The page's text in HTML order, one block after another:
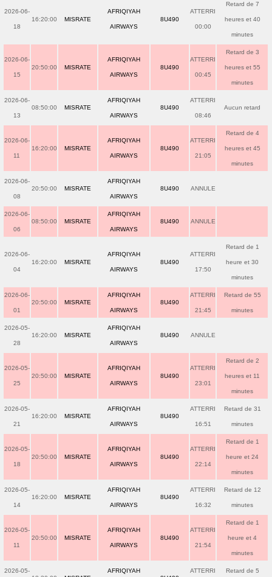
2026-06-
18
16:20:00 MISRATE
AFRIQIYAH
AIRWAYS
8U490
ATTERRI
00:00
Retard de 7
heures et 40
minutes
2026-06-
15
20:50:00 MISRATE
AFRIQIYAH
AIRWAYS
8U490
ATTERRI
00:45
Retard de 3
heures et 55
minutes
2026-06-
13
08:50:00 MISRATE
AFRIQIYAH
AIRWAYS
8U490
ATTERRI
08:46
Aucun retard
2026-06-
11
16:20:00 MISRATE
AFRIQIYAH
AIRWAYS
8U490
ATTERRI
21:05
Retard de 4
heures et 45
minutes
2026-06-
08
20:50:00 MISRATE
AFRIQIYAH
AIRWAYS
8U490 ANNULE
2026-06-
06
08:50:00 MISRATE
AFRIQIYAH
AIRWAYS
8U490 ANNULE
2026-06-
04
16:20:00 MISRATE
AFRIQIYAH
AIRWAYS
8U490
ATTERRI
17:50
Retard de 1
heure et 30
minutes
2026-06-
01
20:50:00 MISRATE
AFRIQIYAH
AIRWAYS
8U490
ATTERRI
21:45
Retard de 55
minutes
2026-05-
28
16:20:00 MISRATE
AFRIQIYAH
AIRWAYS
8U490 ANNULE
2026-05-
25
20:50:00 MISRATE
AFRIQIYAH
AIRWAYS
8U490
ATTERRI
23:01
Retard de 2
heures et 11
minutes
2026-05-
21
16:20:00 MISRATE
AFRIQIYAH
AIRWAYS
8U490
ATTERRI
16:51
Retard de 31
minutes
2026-05-
18
20:50:00 MISRATE
AFRIQIYAH
AIRWAYS
8U490
ATTERRI
22:14
Retard de 1
heure et 24
minutes
2026-05-
14
16:20:00 MISRATE
AFRIQIYAH
AIRWAYS
8U490
ATTERRI
16:32
Retard de 12
minutes
2026-05-
11
20:50:00 MISRATE
AFRIQIYAH
AIRWAYS
8U490
ATTERRI
21:54
Retard de 1
heure et 4
minutes
2026-05-
AFRIQIYAH
ATTERRI Retard de 5